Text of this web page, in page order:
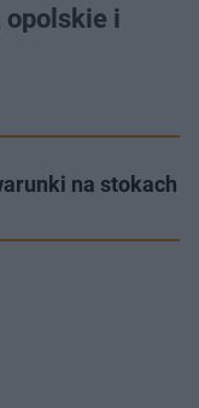
opolskie i
na stokach